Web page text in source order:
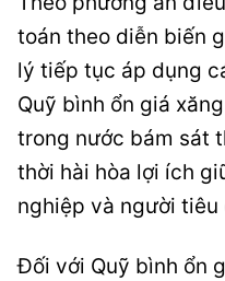
toán theo diễn biến
lý tiếp tục áp dụng
Quỹ bình ổn giá
trong nước bám sát
thời hài hòa lợi ích
nghiệp và người tiêu
Đối với Quỹ bình ổn